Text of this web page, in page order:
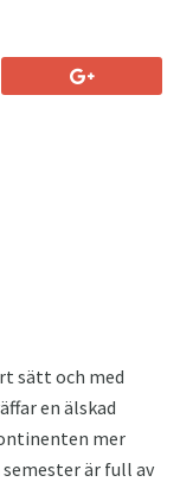
sätt och med
en älskad
mer
är full av